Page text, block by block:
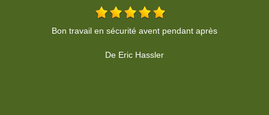
Entreprise sérieuse et fiable. Résultat parfait et propre. Que